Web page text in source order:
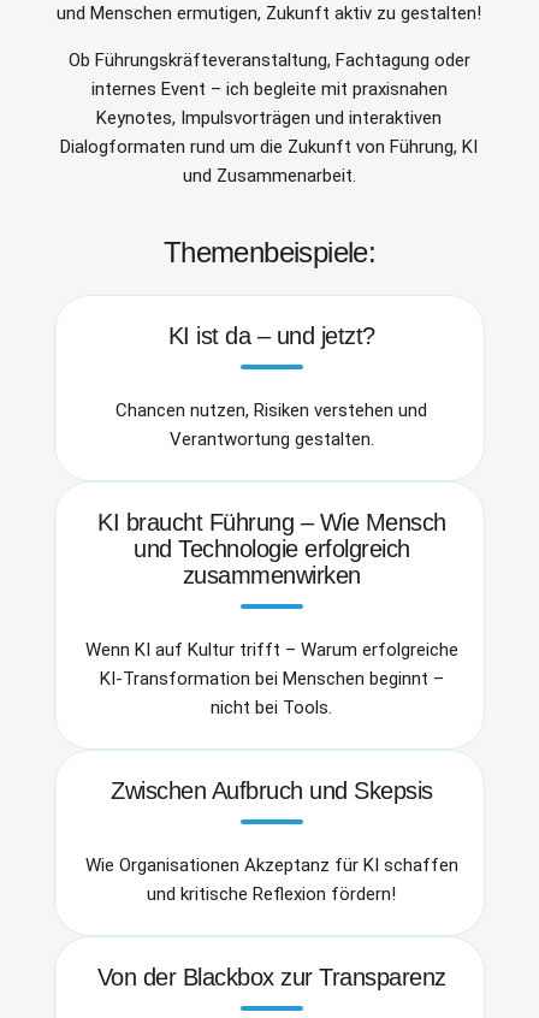
und Menschen ermutigen, Zukunft aktiv zu gestalten!
Ob Führungskräfteveranstaltung, Fachtagung oder
internes Event – ich begleite mit praxisnahen
Keynotes, Impulsvorträgen und interaktiven
Dialogformaten rund um die Zukunft von Führung, KI
und Zusammenarbeit.
Themenbeispiele:
KI ist da – und jetzt?
Chancen nutzen, Risiken verstehen und
Verantwortung gestalten.
KI braucht Führung – Wie Mensch
und Technologie erfolgreich
zusammenwirken
Wenn KI auf Kultur trifft – Warum erfolgreiche
KI-Transformation bei Menschen beginnt –
nicht bei Tools.
Zwischen Aufbruch und Skepsis
Wie Organisationen Akzeptanz für KI schaffen
und kritische Reflexion fördern!
Von der Blackbox zur Transparenz